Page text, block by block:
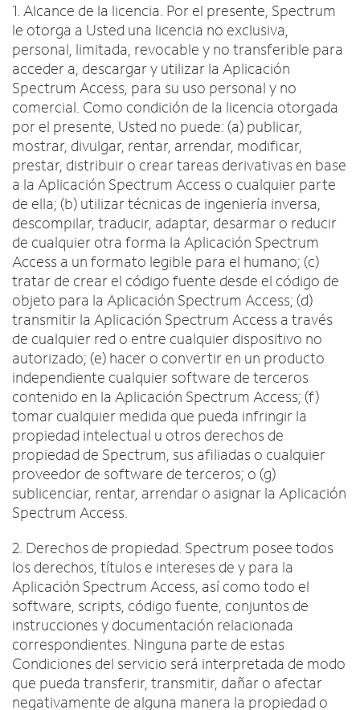
1. Alcance de la licencia. Por el presente, Spectrum
le otorga a Usted una licencia no exclusiva,
personal, limitada, revocable y no transferible para
acceder a, descargar y utilizar la Aplicación
Spectrum Access, para su uso personal y no
comercial. Como condición de la licencia otorgada
por el presente, Usted no puede: (a) publicar,
mostrar, divulgar, rentar, arrendar, modificar,
prestar, distribuir o crear tareas derivativas en base
a la Aplicación Spectrum Access o cualquier parte
de ella; (b) utilizar técnicas de ingeniería inversa,
descompilar, traducir, adaptar, desarmar o reducir
de cualquier otra forma la Aplicación Spectrum
Access a un formato legible para el humano; (c)
tratar de crear el código fuente desde el código de
objeto para la Aplicación Spectrum Access; (d)
transmitir la Aplicación Spectrum Access a través
de cualquier red o entre cualquier dispositivo no
autorizado; (e) hacer o convertir en un producto
independiente cualquier software de terceros
contenido en la Aplicación Spectrum Access; (f)
tomar cualquier medida que pueda infringir la
propiedad intelectual u otros derechos de
propiedad de Spectrum, sus afiliadas o cualquier
proveedor de software de terceros; o (g)
sublicenciar, rentar, arrendar o asignar la Aplicación
Spectrum Access.
2. Derechos de propiedad. Spectrum posee todos
los derechos, títulos e intereses de y para la
Aplicación Spectrum Access, así como todo el
software, scripts, código fuente, conjuntos de
instrucciones y documentación relacionada
correspondientes. Ninguna parte de estas
Condiciones del servicio será interpretada de modo
que pueda transferir, transmitir, dañar o afectar
negativamente de alguna manera la propiedad o